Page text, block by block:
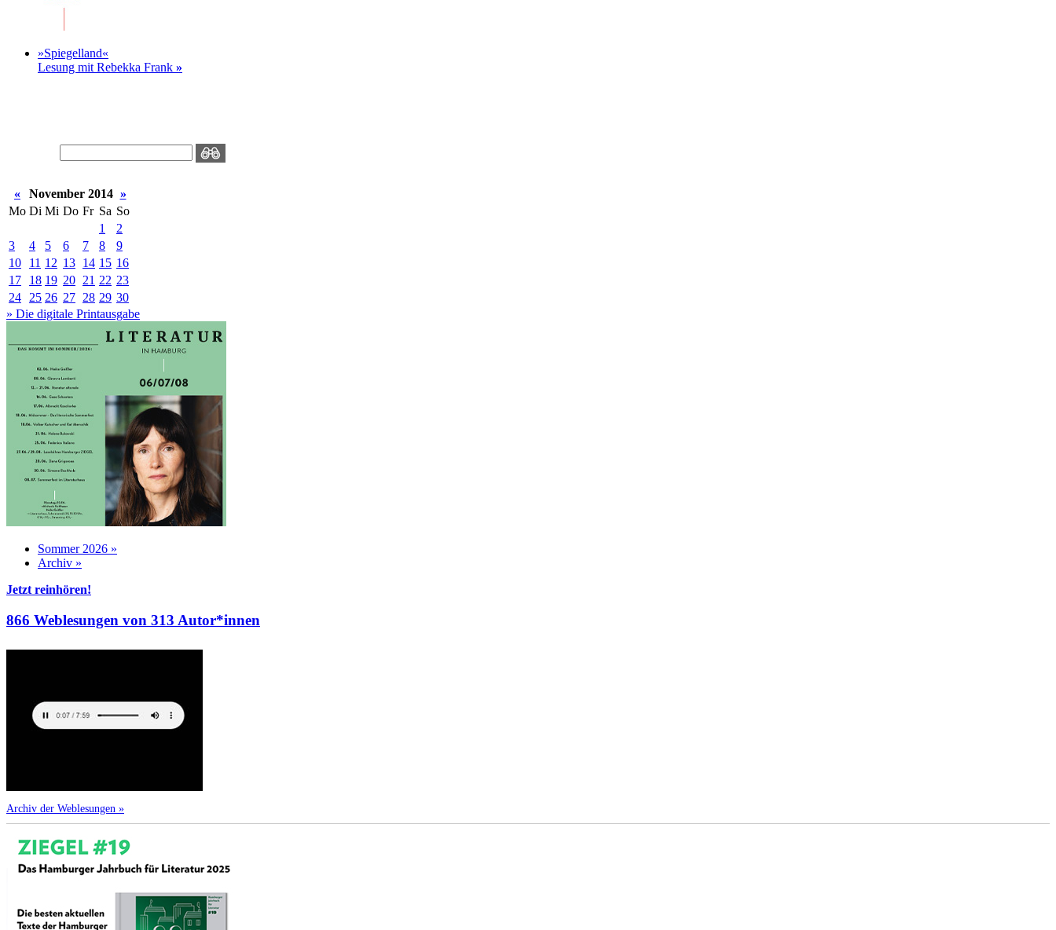
»Spiegelland«
Lesung mit Rebekka Frank »
« November 2014 »
Mo Di Mi Do Fr Sa So
1
2
3
4 5 6 7 8
9
10
11 12 13 14 15 16
17
18 19 20 21 22 23
24
25 26 27 28 29 30
» Die digitale Printausgabe
Sommer 2026 »
Archiv »
Jetzt reinhören!
866 Weblesungen von 313 Autor*innen
Archiv der Weblesungen »